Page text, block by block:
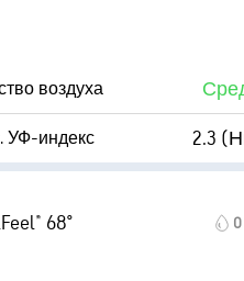
облаков
воздуха
УФ-индекс 2.3
68°